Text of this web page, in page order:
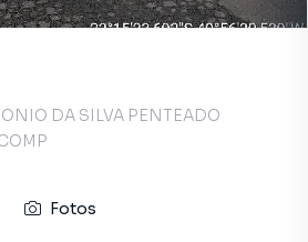
DA SILVA PENTEADO
Fotos